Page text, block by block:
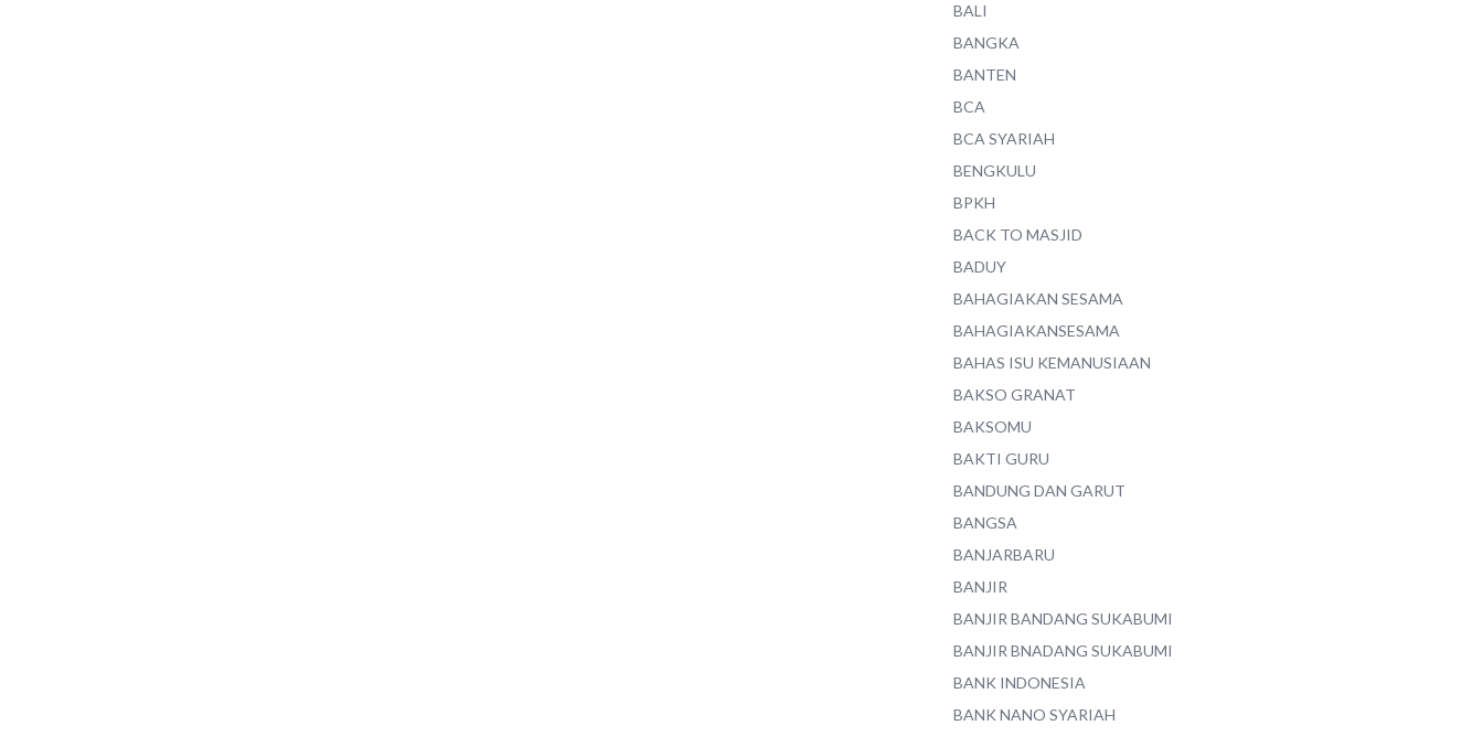
BALI
BANGKA
BANTEN
BCA
BCA SYARIAH
BENGKULU
BPKH
BACK TO MASJID
BADUY
BAHAGIAKAN SESAMA
BAHAGIAKANSESAMA
BAHAS ISU KEMANUSIAAN
BAKSO GRANAT
BAKSOMU
BAKTI GURU
BANDUNG DAN GARUT
BANGSA
BANJARBARU
BANJIR
BANJIR BANDANG SUKABUMI
BANJIR BNADANG SUKABUMI
BANK INDONESIA
BANK NANO SYARIAH